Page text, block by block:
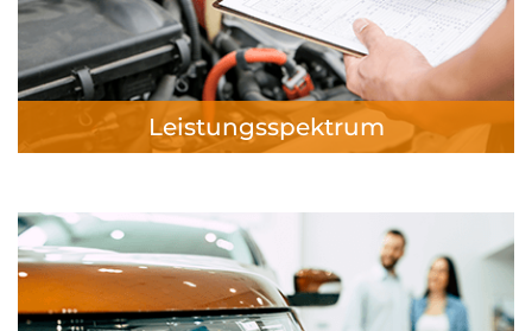
Leistungsspektrum